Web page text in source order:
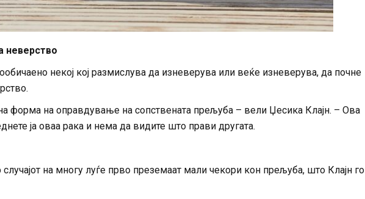
неверство
некој кој размислува да изневерува или веќе изневерува, да почне
форма на оправдување на сопствената прељуба – вели Џесика Клајн. – Ова
ја оваа рака и нема да видите што прави другата.
на многу луѓе прво преземаат мали чекори кон прељуба, што Клајн го